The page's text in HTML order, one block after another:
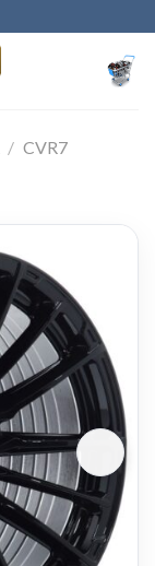
/ CVR7